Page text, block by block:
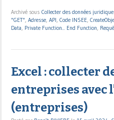
Archivé sous Collecter des données
"GET", Adresse, API, Code INSEE,
Data, Private Function... End Function,
Excel : collecter
entreprises avec
(entreprises)